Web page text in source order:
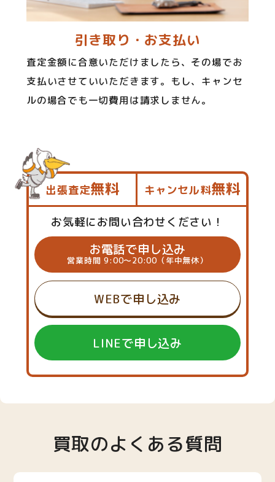
引き取り・お支払い
査定金額に合意いただけましたら、その場でお
支払いさせていいただきます。もし、キャンセ
ルの場合でも一切費用は請求しません。
出張査定無料 キャンセル料無料
お気軽にお問い合わせください！
お電話で申し込み
営業時間 9:00～20:00（年中無休）
WEBで申し込み
LINEで申し込み
買取のよくある質問